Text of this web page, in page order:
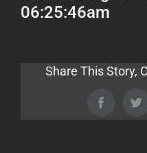
06:25:46am
Share This Story,